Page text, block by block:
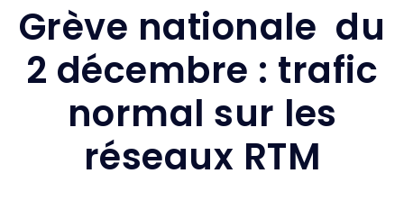
Grève nationale du
2 décembre : trafic
normal sur les
réseaux RTM